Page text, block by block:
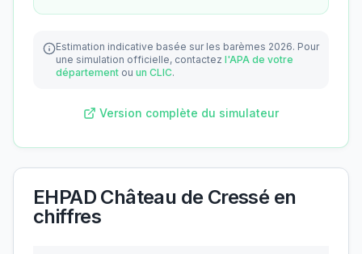
Estimation indicative basée sur les barèmes 2026. Pour
une simulation officielle, contactez l'APA de votre
département ou un CLIC.
Version complète du simulateur
EHPAD Château de Cressé en
chiffres